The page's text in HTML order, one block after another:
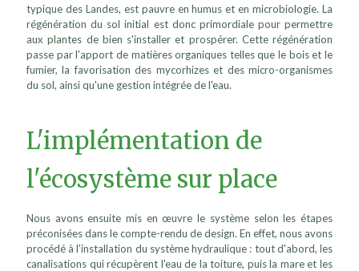
typique des Landes, est pauvre en humus et en microbiologie. La
régénération du sol initial est donc primordiale pour permettre
aux plantes de bien s'installer et prospérer. Cette régénération
passe par l'apport de matières organiques telles que le bois et le
fumier, la favorisation des mycorhizes et des micro-organismes
du sol, ainsi qu'une gestion intégrée de l'eau.
L'implémentation de
l'écosystème sur place
Nous avons ensuite mis en œuvre le système selon les étapes
préconisées dans le compte-rendu de design. En effet, nous avons
procédé à l'installation du système hydraulique : tout d'abord, les
canalisations qui récupèrent l'eau de la toiture, puis la mare et les